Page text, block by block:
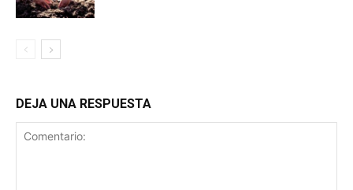
DEJA UNA RESPUESTA